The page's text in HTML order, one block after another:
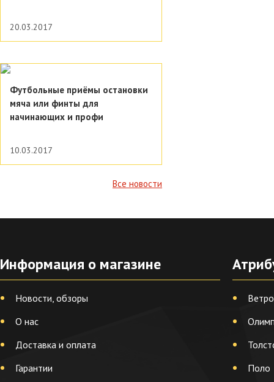
20.03.2017
Футбольные приёмы остановки
мяча или финты для
начинающих и профи
10.03.2017
Все новости
Информация о магазине
Новости, обзоры
О нас
Доставка и оплата
Гарантии
Поло